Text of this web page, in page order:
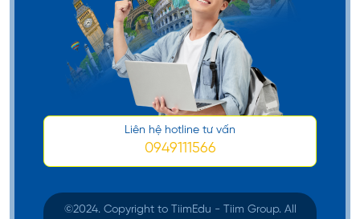
Liên hệ hotline tư vấn
0949111566
©️2024. Copyright to TiimEdu - Tiim Group. All